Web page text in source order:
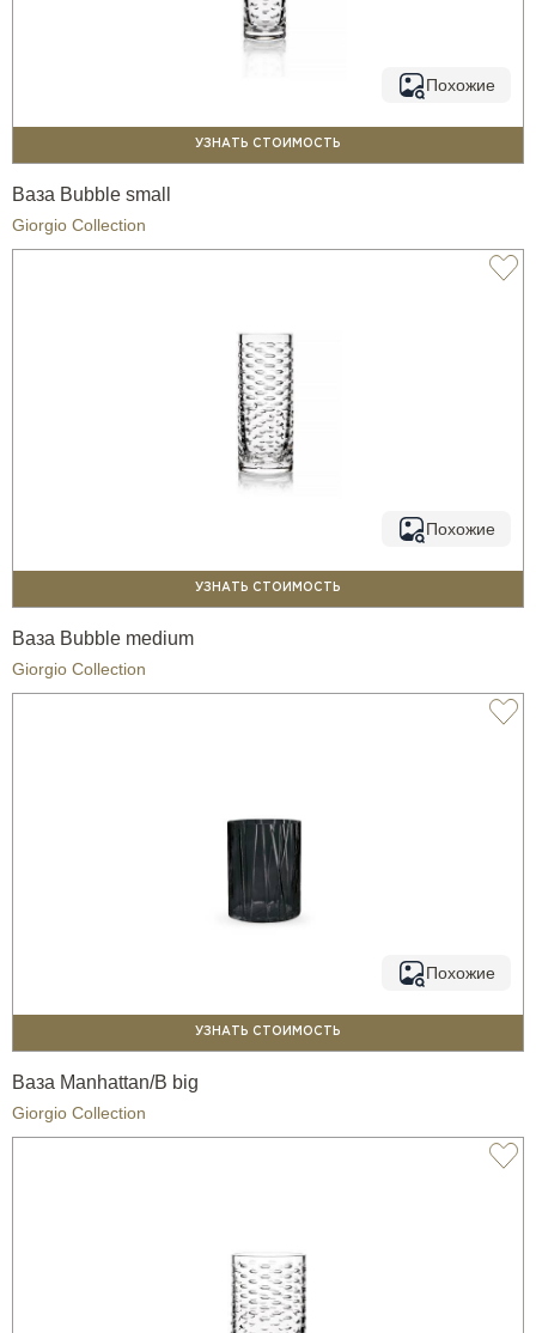
Похожие
УЗНАТЬ СТОИМОСТЬ
Ваза Bubble small
Giorgio Collection
Похожие
УЗНАТЬ СТОИМОСТЬ
Ваза Bubble medium
Giorgio Collection
Похожие
УЗНАТЬ СТОИМОСТЬ
Ваза Manhattan/B big
Giorgio Collection